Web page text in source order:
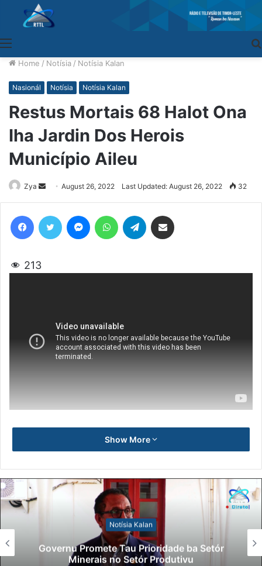
Home / Notísia / Notísia Kalan
Nasionál Notísia Notísia Kalan
Restus Mortais 68 Halot Ona
Iha Jardin Dos Herois
Município Aileu
Zya
Send
an
email
August 26, 2022 Last Updated: August 26, 2022 32
213
Show More
Notísia Kalan
Governu Promete Tau Prioridade ba Setór
Minerais no Setór Produtivu